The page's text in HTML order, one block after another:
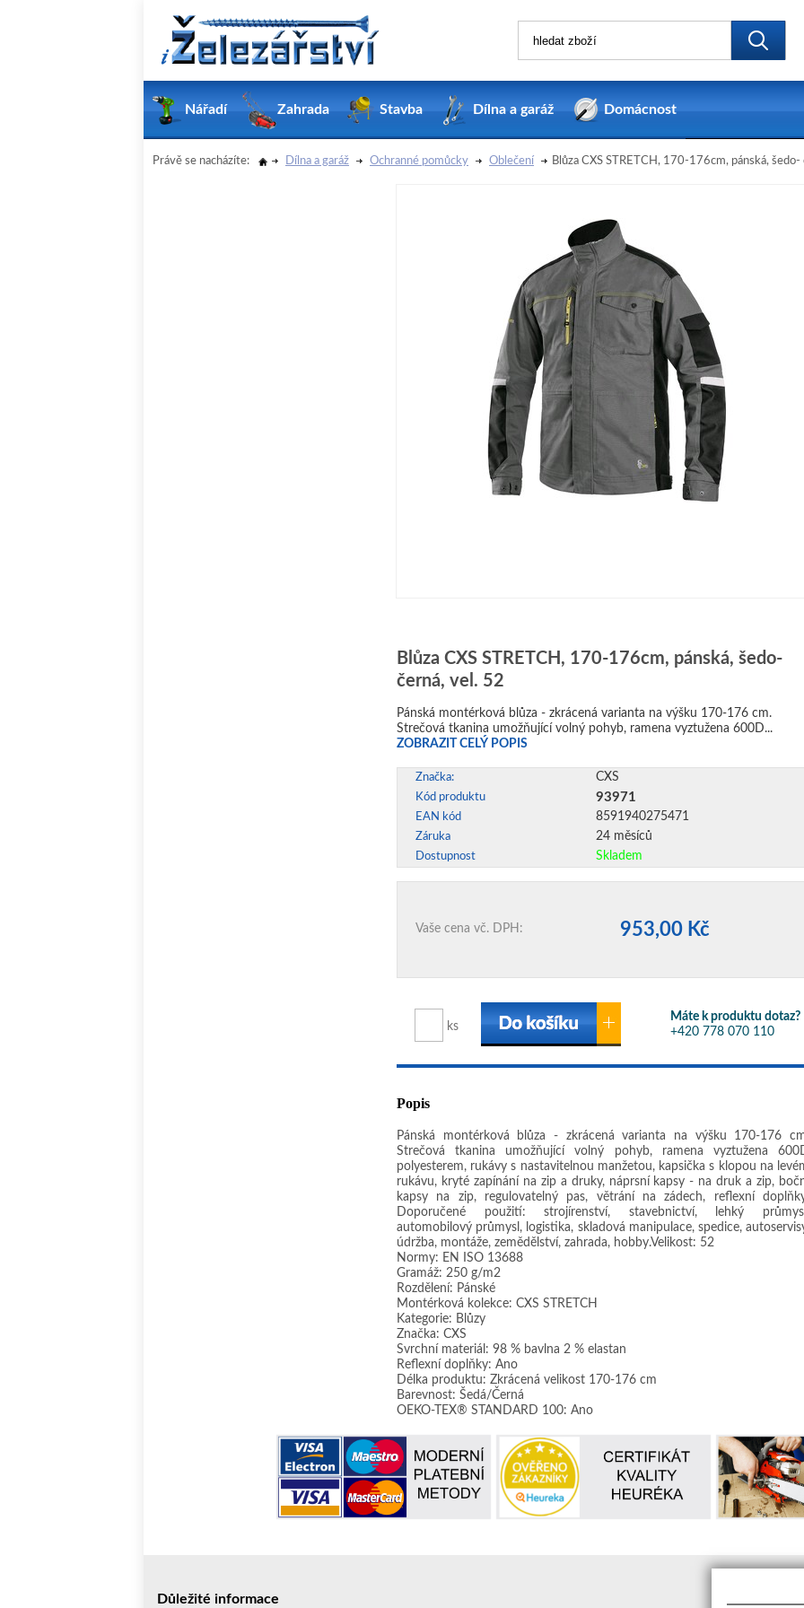
Nářadí Zahrada Stavba Dílna a garáž Domácnost
Právě se nacházíte: Dílna a garáž Ochranné pomůcky Oblečení Blůza CXS STRETCH, 170-176cm, pánská, šedo-
Blůza CXS STRETCH, 170-176cm, pánská, šedo-
černá, vel. 52
Pánská montérková blůza - zkrácená varianta na výšku 170-176 cm.
Strečová tkanina umožňující volný pohyb, ramena vyztužena 600D...
ZOBRAZIT CELÝ POPIS
Značka: CXS
Kód produktu 93971
EAN kód 8591940275471
Záruka 24 měsíců
Dostupnost Skladem
Vaše cena vč. DPH: 953,00 Kč
ks
Máte k produktu dotaz?
+420 778 070 110
Popis
Pánská montérková blůza - zkrácená varianta na výšku 170-176
Strečová tkanina umožňující volný pohyb, ramena vyztužena
polyesterem, rukávy s nastavitelnou manžetou, kapsička s klopou na
rukávu, kryté zapínání na zip a druky, náprsní kapsy - na druk a zip,
kapsy na zip, regulovatelný pas, větrání na zádech, reflexní
Doporučené použití: strojírenství, stavebnictví, lehký
automobilový průmysl, logistika, skladová manipulace, spedice,
údržba, montáže, zemědělství, zahrada, hobby.Velikost: 52
Normy: EN ISO 13688
Gramáž: 250 g/m2
Rozdělení: Pánské
Montérková kolekce: CXS STRETCH
Kategorie: Blůzy
Značka: CXS
Svrchní materiál: 98 % bavlna 2 % elastan
Reflexní doplňky: Ano
Délka produktu: Zkrácená velikost 170-176 cm
Barevnost: Šedá/Černá
OEKO-TEX® STANDARD 100: Ano
Důležité informace